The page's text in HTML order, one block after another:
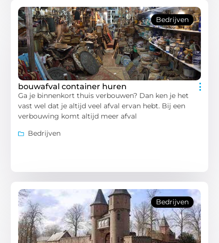
Bedrijven
bouwafval container huren
Ga je binnenkort thuis verbouwen? Dan ken je het
vast wel dat je altijd veel afval ervan hebt. Bij een
verbouwing komt altijd meer afval
Bedrijven
Bedrijven